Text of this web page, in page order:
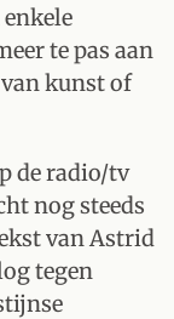
te pas aan
kunst of
de radio/tv
nog steeds
van Astrid
tegen